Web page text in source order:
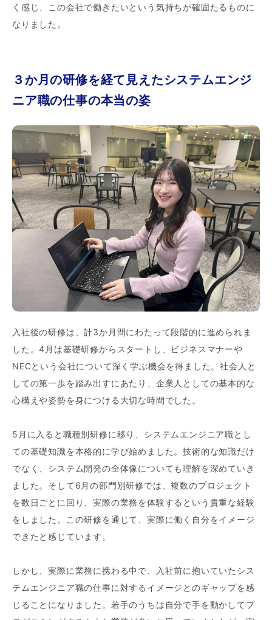
く感じ、この会社で働きたいという気持ちが確固たるものに
なりました。
３か月の研修を経て見えたシステムエンジ
ニア職の仕事の本当の姿
入社後の研修は、計3か月間にわたって段階的に進められま
した。4月は基礎研修からスタートし、ビジネスマナーや
NECという会社について深く学ぶ機会を得ました。社会人と
しての第一歩を踏み出すにあたり、企業人としての基本的な
心構えや姿勢を身につける大切な時間でした。
5月に入ると職種別研修に移り、システムエンジニア職とし
ての基礎知識を本格的に学び始めました。技術的な知識だけ
でなく、システム開発の全体像についても理解を深めていき
ました。そして6月の部門別研修では、複数のプロジェクト
を数日ごとに回り、実際の業務を体験するという貴重な経験
をしました。この研修を通じて、実際に働く自分をイメージ
できたと感じています。
しかし、実際に業務に携わる中で、入社前に抱いていたシス
テムエンジニア職の仕事に対するイメージとのギャップを感
じることになりました。若手のうちは自分で手を動かしてプ